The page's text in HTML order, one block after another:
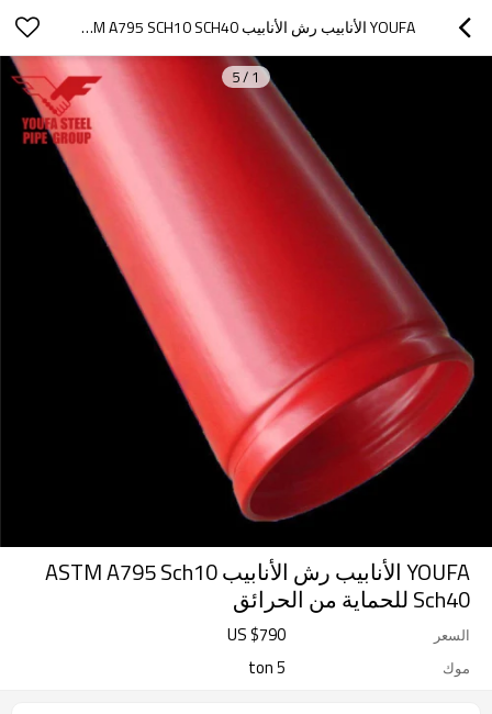
YOUFA الأنابيب رش الأنابيب ASTM A795 SCH10 SCH40 للحماية من الحرائق
1
/
5
YOUFA الأنابيب رش الأنابيب ASTM A795 Sch10
Sch40 للحماية من الحرائق
السعر US $790
موك 5 ton